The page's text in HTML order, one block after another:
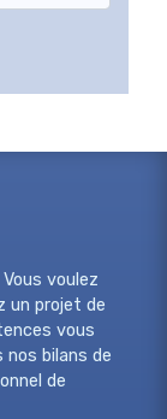
voulez
un projet de
vous
nos bilans de
de